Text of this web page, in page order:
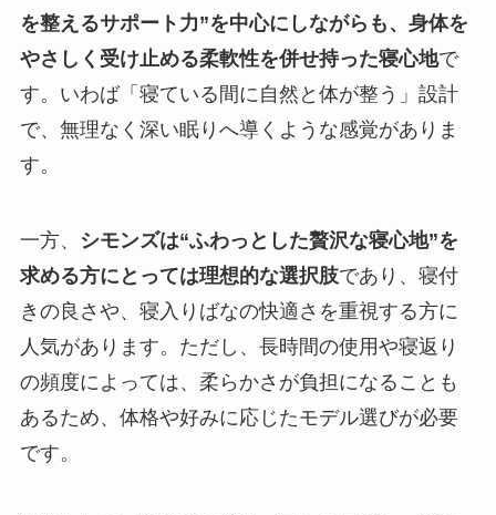
を整えるサポート力”を中心にしながらも、身体を
やさしく受け止める柔軟性を併せ持った寝心地で
す。いわば「寝ている間に自然と体が整う」設計
で、無理なく深い眠りへ導くような感覚がありま
す。
一方、
シモンズは“ふわっとした贅沢な寝心地”を
求める方にとっては理想的な選択肢であり、寝付
きの良さや、寝入りばなの快適さを重視する方に
人気があります。ただし、長時間の使用や寝返り
の頻度によっては、柔らかさが負担になることも
あるため、体格や好みに応じたモデル選びが必要
です。